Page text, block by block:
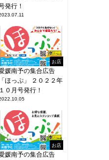
発行！
お店
媛南予の集合広告
「ほっぷ」 ２０２２年
１０月号発行！
お店
媛南予の集合広告